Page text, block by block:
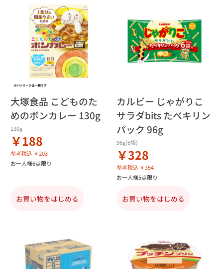
大塚食品 こどものた
めのボンカレー 130g
130g
￥188
参考税込 ￥203
お一人様6点限り
お買い物をはじめる
カルビー じゃがりこ
サラダbits たべキリン
パック 96g
96g(6袋)
￥328
参考税込 ￥354
お一人様5点限り
お買い物をはじめる